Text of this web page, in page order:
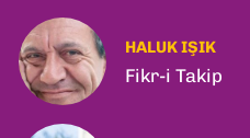
HALUK IŞIK
Fikr-i Takip